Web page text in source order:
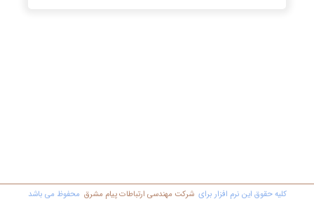
کليه حقوق اين نرم افزار برای شرکت مهندسي ارتباطات پیام مشرق محفوظ مي باشد